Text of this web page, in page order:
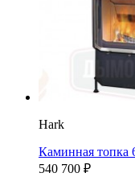
Hark
Каминная топка
540 700 ₽